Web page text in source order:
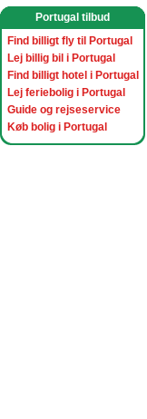
Portugal tilbud
Find billigt fly til Portugal
Lej billig bil i Portugal
Find billigt hotel i Portugal
Lej feriebolig i Portugal
Guide og rejseservice
Køb bolig i Portugal